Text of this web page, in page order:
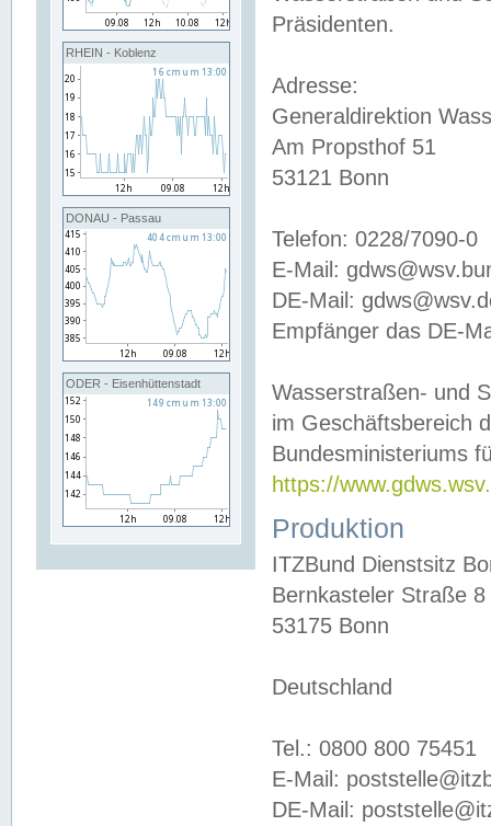
RHEIN - Koblenz
DONAU - Passau
ODER - Eisenhüttenstadt
Präsidenten.
Adresse:
Generaldirektion
Am Propsthof 51
53121 Bonn
Telefon: 0228/7090-0
E-Mail:
DE-Mail:
Empfänger das DE-
Wasserstraßen- und
im Geschäftsbereich
Bundesministeriums
https://
Produktion
ITZBund Dienstsitz
Bernkasteler Straße 8
53175 Bonn
Deutschland
Tel.: 0800 800 75451
E-Mail:
DE-Mail: